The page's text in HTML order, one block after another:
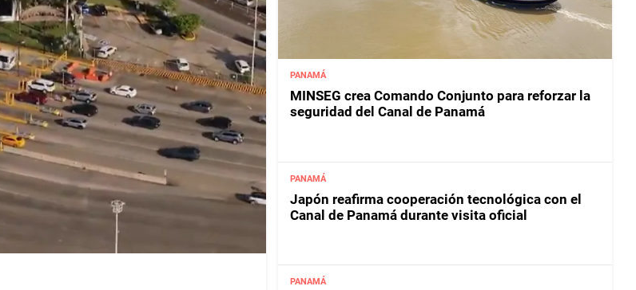
PANAMÁ
MINSEG crea Comando Conjunto para reforzar la
seguridad del Canal de Panamá
PANAMÁ
Japón reafirma cooperación tecnológica con el
Canal de Panamá durante visita oficial
PANAMÁ